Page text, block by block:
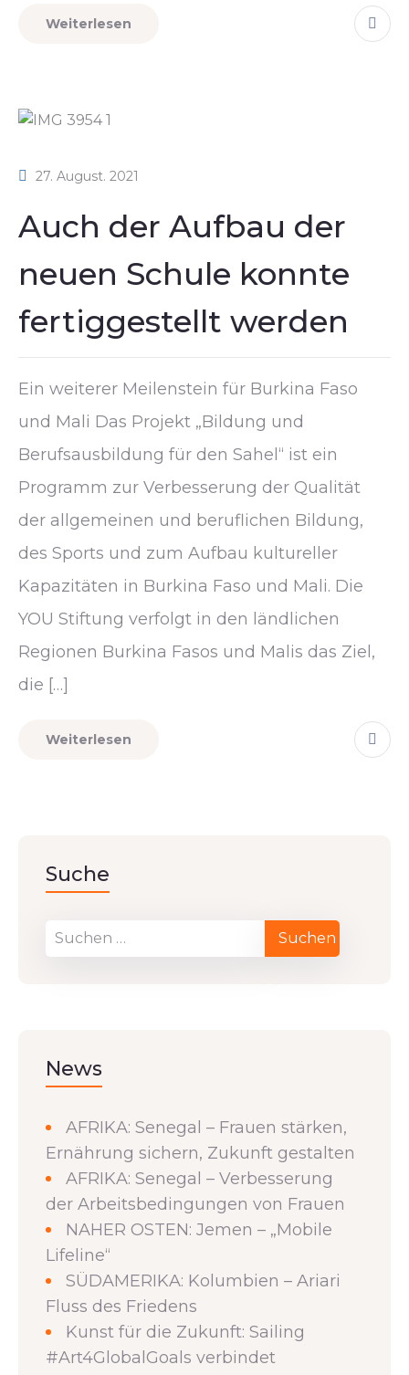
Weiterlesen
27. August. 2021
Auch der Aufbau der
neuen Schule konnte
fertiggestellt werden
Ein weiterer Meilenstein für Burkina Faso
und Mali Das Projekt „Bildung und
Berufsausbildung für den Sahel“ ist ein
Programm zur Verbesserung der Qualität
der allgemeinen und beruflichen Bildung,
des Sports und zum Aufbau kultureller
Kapazitäten in Burkina Faso und Mali. Die
YOU Stiftung verfolgt in den ländlichen
Regionen Burkina Fasos und Malis das Ziel,
die […]
Weiterlesen
Suche
News
AFRIKA: Senegal – Frauen stärken,
Ernährung sichern, Zukunft gestalten
AFRIKA: Senegal – Verbesserung
der Arbeitsbedingungen von Frauen
NAHER OSTEN: Jemen – „Mobile
Lifeline“
SÜDAMERIKA: Kolumbien – Ariari
Fluss des Friedens
Kunst für die Zukunft: Sailing
#Art4GlobalGoals verbindet